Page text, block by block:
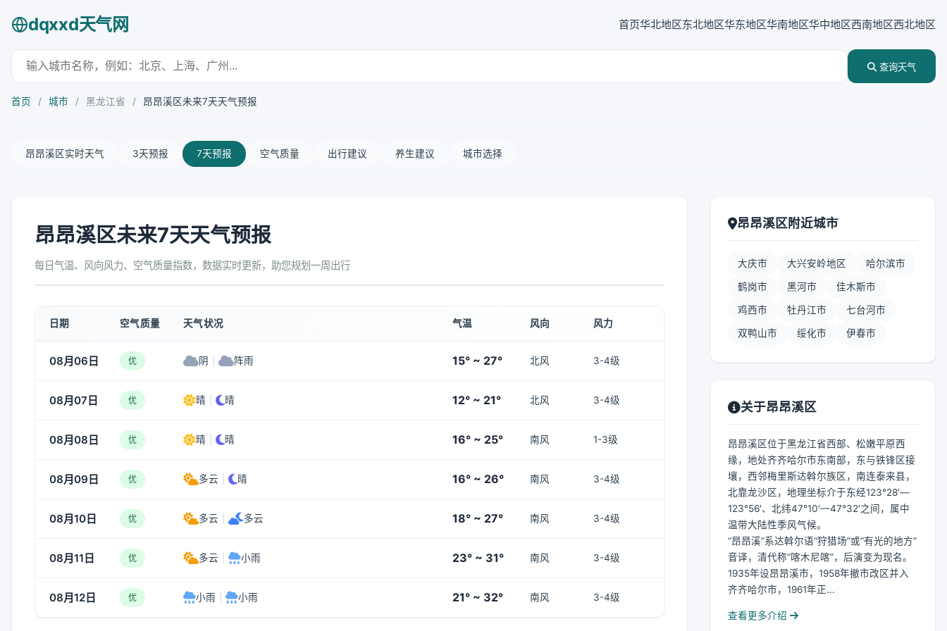
dqxxd天气网 首页华北地区东北地区华东地区华南地区华中地区西南地区西北地区
查询天气
首页 / 城市 / 黑龙江省 / 昂昂溪区未来7天天气预报
昂昂溪区实时天气 3天预报 7天预报 空气质量 出行建议 养生建议 城市选择
昂昂溪区未来7天天气预报
每日气温、风向风力、空气质量指数，数据实时更新，助您规划一周出行
日期 空气质量 天气状况 气温 风向 风力
08月06日 优 阴 阵雨 15° ~ 27° 北风 3-4级
08月07日 优 晴 晴 12° ~ 21° 北风 3-4级
08月08日 优 晴 晴 16° ~ 25° 南风 1-3级
08月09日 优 多云 晴 16° ~ 26° 南风 3-4级
08月10日 优 多云 多云 18° ~ 27° 南风 3-4级
08月11日 优 多云 小雨 23° ~ 31° 南风 3-4级
08月12日 优 小雨 小雨 21° ~ 32° 南风 3-4级
昂昂溪区附近城市
大庆市 大兴安岭地区 哈尔滨市
鹤岗市 黑河市 佳木斯市
鸡西市 牡丹江市 七台河市
双鸭山市 绥化市 伊春市
关于昂昂溪区
昂昂溪区位于黑龙江省西部、松嫩平原西
缘，地处齐齐哈尔市东南部，东与铁锋区接
壤，西邻梅里斯达斡尔族区，南连泰来县，
北靠龙沙区，地理坐标介于东经123°28′—
123°56′、北纬47°10′—47°32′之间，属中
温带大陆性季风气候。
“昂昂溪”系达斡尔语“狩猎场”或“有光的地方”
音译，清代称“喀木尼喀”，后演变为现名。
1935年设昂昂溪市，1958年撤市改区并入
齐齐哈尔市，1961年正...
查看更多介绍